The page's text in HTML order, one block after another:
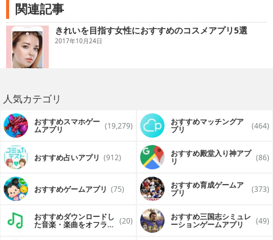
そのほかにもヘア、ネイル、占いなどの記事も配信中！
■その日発売するコスメがわかる！
発売日ごとにコスメ情報をまとめている「コスメカレンダ
ー」では、毎日新発売のコスメがチェックできる！ 気にな
っていたコスメを買い逃す心配なし！
別だけでなく、悩み別ランキングも！
■美容通ユーザーのクチコミ、プロのコメントが多数！
記事内で気になった化粧品を詳しくチェックできる！ 商品
詳細情報だけでなく、ユーザーからのクチコミはもちろん、
美容のプロが実際に試したコメントも見られるのはVOCEだ
け！ ベストコスメ受賞歴もわかります！
■お気に入り機能が便利
気になった記事やコスメの情報はハートマークで「お気に入
り」しておけば、あとからいつでもチェックできる！ コス
メは自動でアイテム別に分類され、さらに写真のみ・詳細あ
りの表示切替もできてお買い物に便利！
関連記事
きれいを目指す女性におすすめのコスメアプリ5選
2017年10月24日
人気カテゴリ
おすすめスマホゲー
ムアプリ (19,279) おすすめマッチングア
プリ (464)
おすすめ占いアプリ (912) おすすめ殿堂入り神アプ
リ (86)
おすすめゲームアプリ (75) おすすめ育成ゲームア
プリ (373)
おすすめダウンロードし
た音楽・楽曲をオフライ (20) おすすめ三国志シミュレ
ーションゲームアプリ (49)